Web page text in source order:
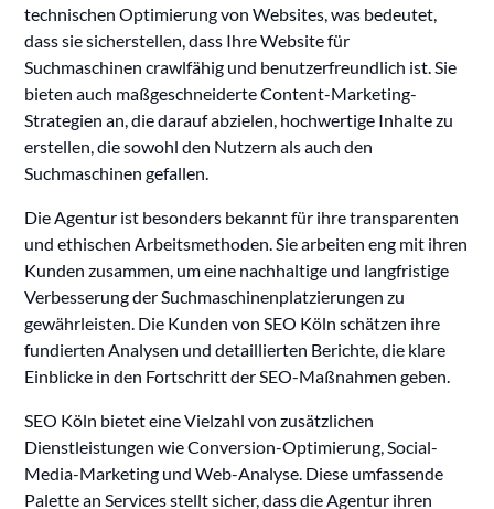
technischen Optimierung von Websites, was bedeutet,
dass sie sicherstellen, dass Ihre Website für
Suchmaschinen crawlfähig und benutzerfreundlich ist. Sie
bieten auch maßgeschneiderte Content-Marketing-
Strategien an, die darauf abzielen, hochwertige Inhalte zu
erstellen, die sowohl den Nutzern als auch den
Suchmaschinen gefallen.
Die Agentur ist besonders bekannt für ihre transparenten
und ethischen Arbeitsmethoden. Sie arbeiten eng mit ihren
Kunden zusammen, um eine nachhaltige und langfristige
Verbesserung der Suchmaschinenplatzierungen zu
gewährleisten. Die Kunden von SEO Köln schätzen ihre
fundierten Analysen und detaillierten Berichte, die klare
Einblicke in den Fortschritt der SEO-Maßnahmen geben.
SEO Köln bietet eine Vielzahl von zusätzlichen
Dienstleistungen wie Conversion-Optimierung, Social-
Media-Marketing und Web-Analyse. Diese umfassende
Palette an Services stellt sicher, dass die Agentur ihren